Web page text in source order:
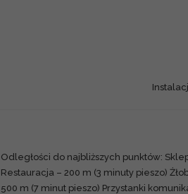
Odległości do najbliższych punktów:
Restauracja – 200 m (3 minuty pieszo)
500 m (7 minut pieszo) Przystanki